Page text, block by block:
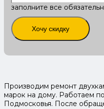
заполните все
Хочу скидку
Производим ремонт
марок на дому. Работаем
Подмосковья. После